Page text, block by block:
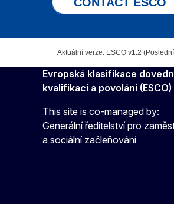
Aktuální verze: ESCO v1.2
Evropská klasifikace
kvalifikací a povolání (ESCO)
This site is co-managed by:
Generální ředitelství pro
a sociální začleňování